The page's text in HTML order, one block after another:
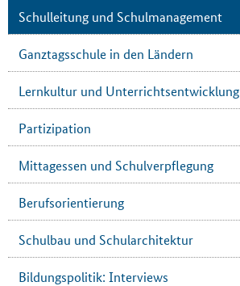
Schulleitung und Schulmanagement
Ganztagsschule in den Ländern
Lernkultur und Unterrichtsentwicklung
Partizipation
Mittagessen und Schulverpflegung
Berufsorientierung
Schulbau und Schularchitektur
Bildungspolitik: Interviews